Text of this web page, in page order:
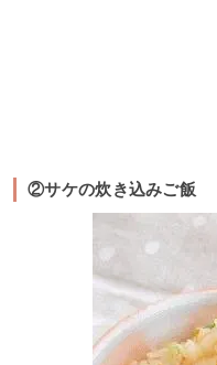
②サケの炊き込みご飯